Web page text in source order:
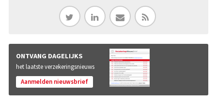
ONTVANG DAGELIJKS
het laatste verzekeringsnieuws
Aanmelden nieuwsbrief